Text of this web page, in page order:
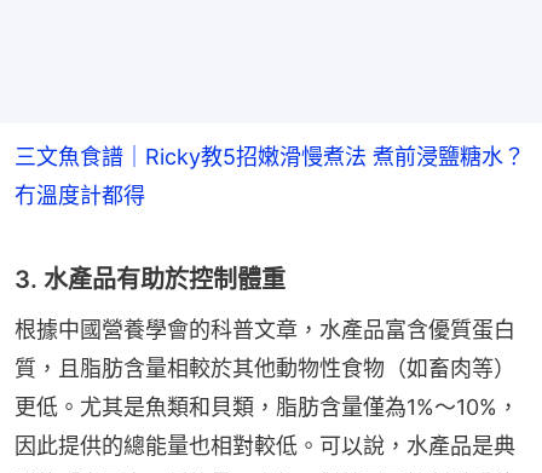
三文魚食譜｜Ricky教5招嫩滑慢煮法 煮前浸鹽糖水？
冇溫度計都得
3. 水產品有助於控制體重
根據中國營養學會的科普文章，水產品富含優質蛋白
質，且脂肪含量相較於其他動物性食物（如畜肉等）
更低。尤其是魚類和貝類，脂肪含量僅為1%～10%，
因此提供的總能量也相對較低。可以說，水產品是典